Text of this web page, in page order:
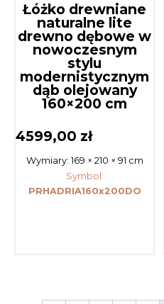
Łóżko drewniane
naturalne lite
drewno dębowe w
nowoczesnym
stylu
modernistycznym
dąb olejowany
160×200 cm
4599,00 zł
Wymiary: 169 × 210 × 91 cm
Symbol:
PRHADRIA160x200DO